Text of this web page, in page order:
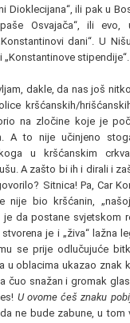
Dioklecijana“, ili pak u
Osvajača“, ili evo,
dani“. U
stipendije“.
dakle, da nas još
kršćanskih/
na zločine koje je
A to nije učinjeno
u kršćanskim
A zašto bi ih i dirali i
Sitnica! Pa, Car
nije bio kršćanin,
da postane svjetskom
je i „živa“ lažna
se prije odlučujuće
u oblacima ukazao znak
čuo snažan i gromak
U ovome ćeš znaku
ne bude zabune, u tom